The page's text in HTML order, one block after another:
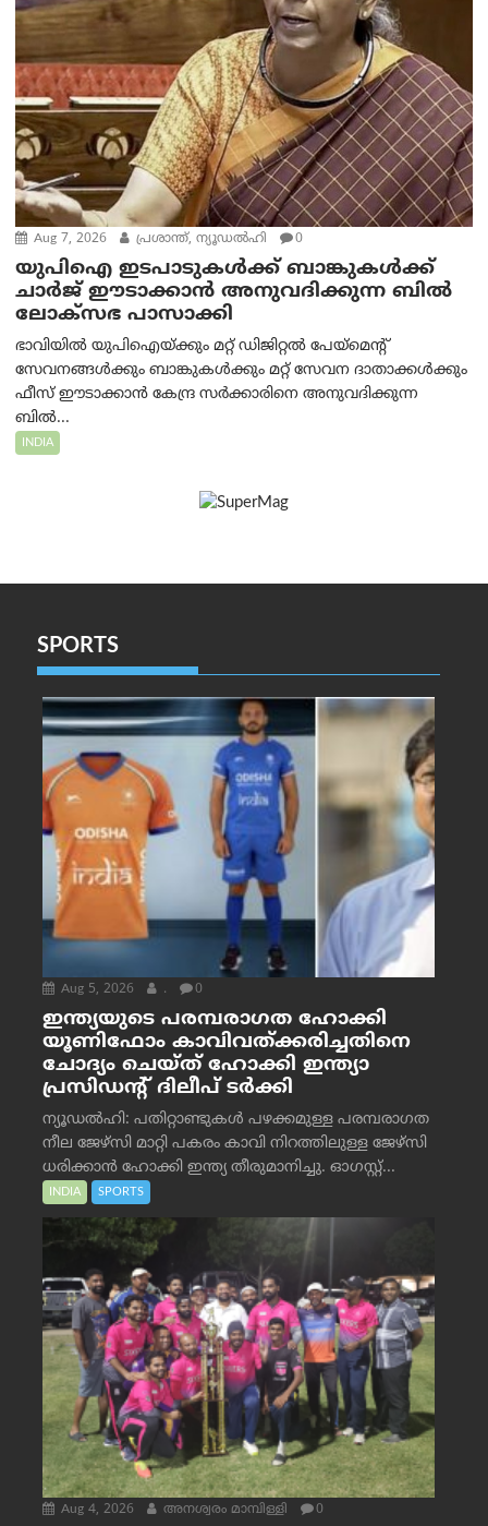
Aug 7, 2026 പ്രശാന്ത്, ന്യൂഡല്‍ഹി 0
യുപിഐ ഇടപാടുകൾക്ക് ബാങ്കുകൾക്ക്
ചാർജ് ഈടാക്കാൻ അനുവദിക്കുന്ന ബിൽ
ലോക്‌സഭ പാസാക്കി
ഭാവിയിൽ യുപിഐയ്ക്കും മറ്റ് ഡിജിറ്റൽ പേയ്‌മെന്റ്
സേവനങ്ങൾക്കും ബാങ്കുകൾക്കും മറ്റ് സേവന ദാതാക്കൾക്കും
ഫീസ് ഈടാക്കാൻ കേന്ദ്ര സർക്കാരിനെ അനുവദിക്കുന്ന
ബിൽ...
INDIA
SPORTS
Aug 5, 2026 . 0
ഇന്ത്യയുടെ പരമ്പരാഗത ഹോക്കി
യൂണിഫോം കാവിവത്ക്കരിച്ചതിനെ
ചോദ്യം ചെയ്ത് ഹോക്കി ഇന്ത്യാ
പ്രസിഡന്റ് ദിലീപ് ടര്‍ക്കി
ന്യൂഡൽഹി: പതിറ്റാണ്ടുകൾ പഴക്കമുള്ള പരമ്പരാഗത
നീല ജേഴ്‌സി മാറ്റി പകരം കാവി നിറത്തിലുള്ള ജേഴ്‌സി
ധരിക്കാൻ ഹോക്കി ഇന്ത്യ തീരുമാനിച്ചു. ഓഗസ്റ്റ്...
INDIA SPORTS
Aug 4, 2026 അനശ്വരം മാമ്പിള്ളി 0